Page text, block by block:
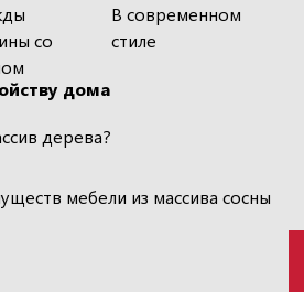
со
В современном
стиле
дома
дерева?
мебели из массива сосны